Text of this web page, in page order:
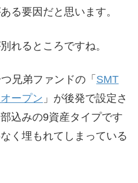
る要因だと思います。
れるところですね。
兄弟ファンドの「 SMT
ープン 」が後発で設定さ
込みの9資産タイプです
く埋もれてしまっている